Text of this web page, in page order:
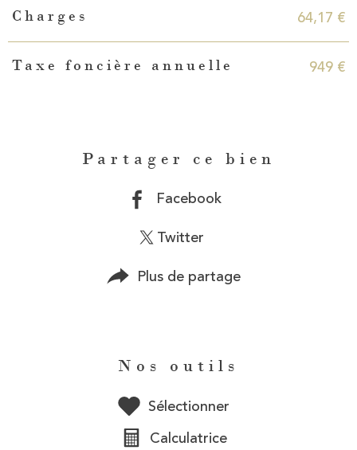
Charges 64,17 €
Taxe foncière annuelle 949 €
Partager ce bien
Facebook
Twitter
Plus de partage
Nos outils
Sélectionner
Calculatrice